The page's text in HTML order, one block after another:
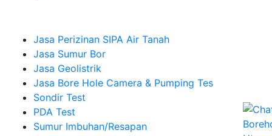
Jasa Perizinan SIPA Air Tanah
Jasa Sumur Bor
Jasa Geolistrik
Jasa Bore Hole Camera & Pumping Tes
Sondir Test
PDA Test
Sumur Imbuhan/Resapan